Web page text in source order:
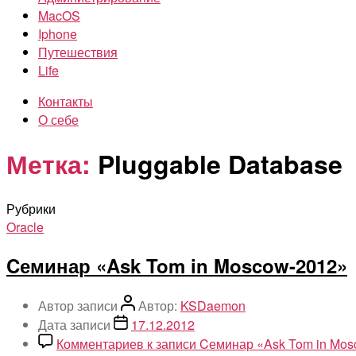
MacOS
Iphone
Путешествия
Life
Контакты
О себе
Метка: Pluggable Database
Рубрики
Oracle
Cеминар «Ask Tom in Moscow-2012»
Автор записи Автор: KSDaemon
Дата записи
17.12.2012
Комментариев к записи Cеминар «Ask Tom in